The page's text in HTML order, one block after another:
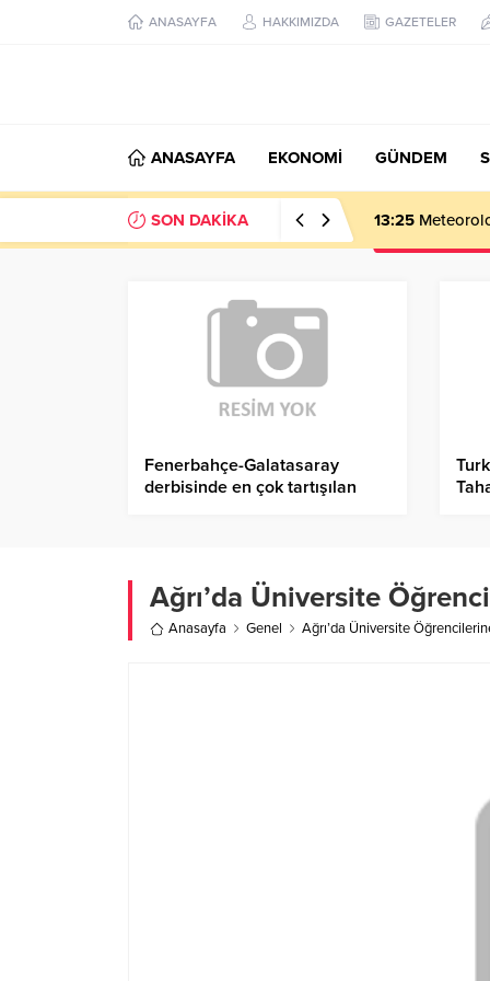
ANASAYFA HAKKIMIZDA GAZETELER
ANASAYFA EKONOMİ GÜNDEM
SON DAKİKA 13:25
Fenerbahçe-Galatasaray
derbisinde en çok tartışılan
Ağrı’da Üniversite
Anasayfa Genel Ağrı’da Üniversite